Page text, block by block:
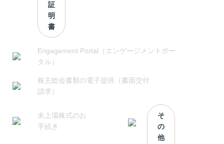
証
明
書
Engagement Portal（エンゲージメントポー
タル）
株主総会書類の電子提供（書面交付
請求）
未上場株式のお
手続き
そ
の
他